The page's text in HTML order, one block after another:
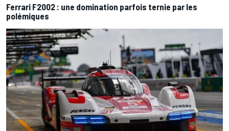
Ferrari F2002 : une domination parfois ternie par les
polémiques